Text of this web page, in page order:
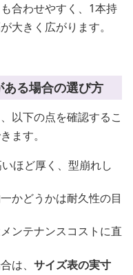
合わせやすく、1本持
大きく広がります。
る場合の選び方
以下の点を確認するこ
ます。
いほど厚く、型崩れし
かどうかは耐久性の目
ンテナンスコストに直
は、 サイズ表の実寸